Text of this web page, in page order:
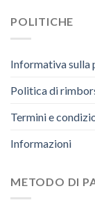
POLITICHE
Informativa sulla
Politica di
Termini e
Informazioni
METODO DI